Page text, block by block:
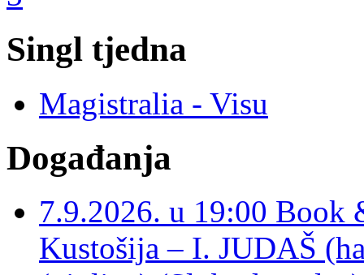
Singl tjedna
Magistralia - Visu
Događanja
7.9.2026. u 19:00 Book
Kustošija – I. JUDAŠ